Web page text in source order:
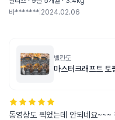
니는치아가 없어서(앞니만 남았어요) 그래서부드러운걸 선호
게됐어요 그리고 개별포장되어있어 하루에하나씩 딱좋은것같
아요~^^
바******* 2024.02.06
벨칸도
마스터크래프트
동영상도 찍었는데 안되네요